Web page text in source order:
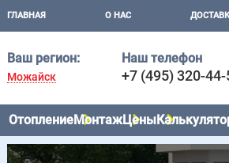
ГЛАВНАЯ О НАС
Ваш регион:
Можайск
Наш телефон
+7 (495) 320-
ОтоплениеМонтажЦены